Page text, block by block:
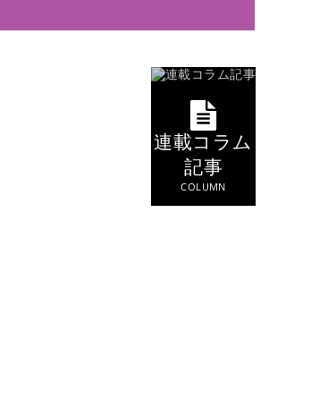
連載コラム
記事
COLUMN